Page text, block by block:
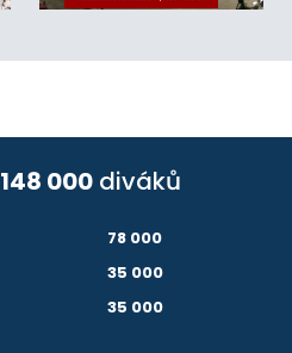
148 000 diváků
78 000
35 000
35 000